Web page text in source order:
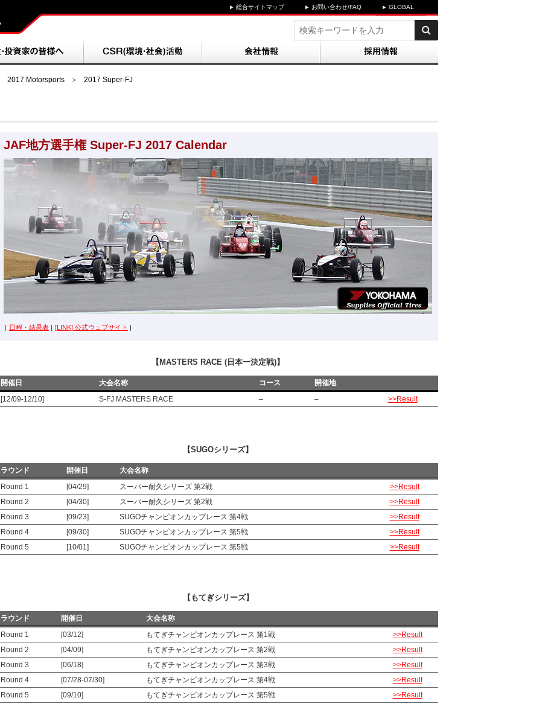
総合サイトマップ お問い合わせ/FAQ GLOBAL
2017 Motorsports ＞ 2017 Super-FJ
JAF地方選手権 Super-FJ 2017 Calendar
| 日程・結果表 | [LINK] 公式ウェブサイト |
【MASTERS RACE (日本一決定戦)】
開催日 大会名称 コース
開催地
[12/09-12/10]
S-FJ MASTERS RACE – – >>Result
【SUGOシリーズ】
ラウンド 開催日
大会名称
Round 1
[04/29] スーパー耐久シリーズ 第2戦
>>Result
Round 2
[04/30] スーパー耐久シリーズ 第2戦
>>Result
Round 3
[09/23] SUGOチャンピオンカップレース 第4戦
>>Result
Round 4
[09/30] SUGOチャンピオンカップレース 第5戦
>>Result
Round 5
[10/01] SUGOチャンピオンカップレース 第5戦 >>Result
【もてぎシリーズ】
ラウンド 開催日
大会名称
Round 1
[03/12] もてぎチャンピオンカップレース 第1戦
>>Result
Round 2
[04/09] もてぎチャンピオンカップレース 第2戦
>>Result
Round 3
[06/18] もてぎチャンピオンカップレース 第3戦
>>Result
Round 4
[07/28-07/30] もてぎチャンピオンカップレース 第4戦
>>Result
Round 5
[09/10] もてぎチャンピオンカップレース 第5戦 >>Result